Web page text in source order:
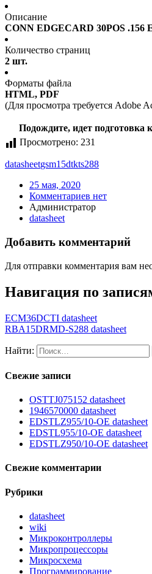
Описание
CONN EDGECARD 30POS .156
Количество страниц
2 шт.
Форматы файла
HTML, PDF
(Для просмотра требуется Adobe
Подождите, идет подготовка
Просмотрено: 231
datasheetgsm15dtkts288
25 мая, 2020
Комментариев нет
Администратор
datasheet
Добавить комментарий
Для отправки комментария вам
Навигация по
ECM36DCTI datasheet
RBA15DRMD-S288 datasheet
Найти:
Свежие записи
OSTTJ075152 datasheet
1946570000 datasheet
EDSTLZ955/10-OE datasheet
EDSTL955/10-OE datasheet
EDSTLZ950/10-OE datasheet
Свежие комментарии
Рубрики
datasheet
wiki
Микроконтроллеры
Микропроцессоры
Микросхема
Программирование